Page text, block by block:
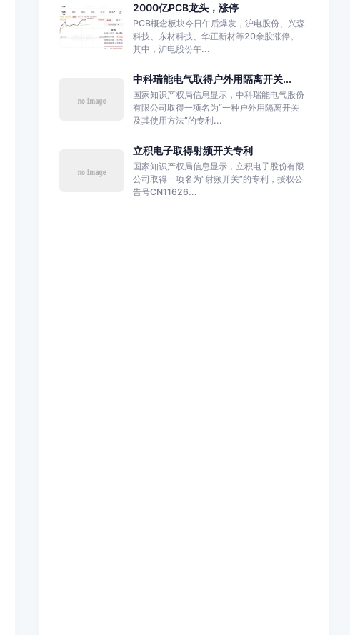
2000亿PCB龙头，涨停
PCB概念板块今日午后爆发，沪电股份、兴森
科技、东材科技、华正新材等20余股涨停。
其中，沪电股份午...
中科瑞能电气取得户外用隔离开关...
国家知识产权局信息显示，中科瑞能电气股份
有限公司取得一项名为“一种户外用隔离开关
及其使用方法”的专利...
立积电子取得射频开关专利
国家知识产权局信息显示，立积电子股份有限
公司取得一项名为“射频开关”的专利，授权公
告号CN11626...